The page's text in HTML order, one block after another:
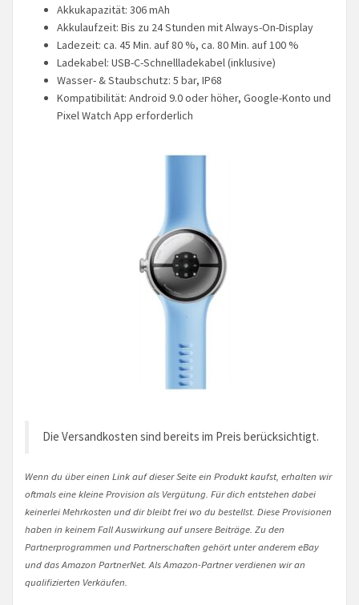
Akkukapazität: 306 mAh
Akkulaufzeit: Bis zu 24 Stunden mit Always-On-Display
Ladezeit: ca. 45 Min. auf 80 %, ca. 80 Min. auf 100 %
Ladekabel: USB-C-Schnellladekabel (inklusive)
Wasser- & Staubschutz: 5 bar, IP68
Kompatibilität: Android 9.0 oder höher, Google-Konto und
Pixel Watch App erforderlich
Die Versandkosten sind bereits im Preis berücksichtigt.
Wenn du über einen Link auf dieser Seite ein Produkt kaufst, erhalten wir
oftmals eine kleine Provision als Vergütung. Für dich entstehen dabei
keinerlei Mehrkosten und dir bleibt frei wo du bestellst. Diese Provisionen
haben in keinem Fall Auswirkung auf unsere Beiträge. Zu den
Partnerprogrammen und Partnerschaften gehört unter anderem eBay
und das Amazon PartnerNet. Als Amazon-Partner verdienen wir an
qualifizierten Verkäufen.